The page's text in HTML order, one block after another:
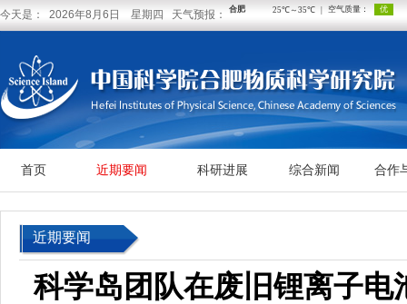
今天是： 2026年8月6日 星期四 天气预报：
首页 近期要闻 科研进展 综合新闻 合作
近期要闻
科学岛团队在废旧锂离子电